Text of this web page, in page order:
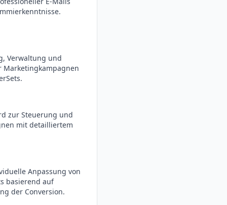
Verwaltung und
zur Steuerung und
mit detailliertem
Anpassung von
basierend auf
der Conversion.